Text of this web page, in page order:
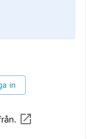
in